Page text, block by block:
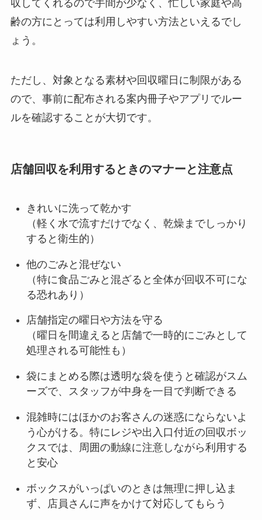
収してくれるので手間が少なく、忙しい家庭や高
齢の方にとっては利用しやすい方法といえるでし
ょう。
ただし、対象となる素材や回収曜日に制限がある
ので、事前に配布される案内冊子やアプリでルー
ルを確認することが大切です。
店舗回収を利用するときのマナーと注意点
きれいに洗って乾かす
（軽く水で流すだけでなく、乾燥までしっかり
すると衛生的）
他のごみと混ぜない
（特に食品ごみと混ざると全体が回収不可にな
る恐れあり）
店舗指定の曜日や方法を守る
（曜日を間違えると店舗で一時的にごみとして
処理される可能性も）
袋にまとめる際は透明な袋を使うと確認がスム
ーズで、スタッフが中身を一目で判断できる
混雑時にはほかのお客さんの迷惑にならないよ
う心がける。特にレジや出入口付近の回収ボッ
クスでは、周囲の動線に注意しながら利用する
と安心
ボックスがいっぱいのときは無理に押し込ま
ず、店員さんに声をかけて対応してもらう